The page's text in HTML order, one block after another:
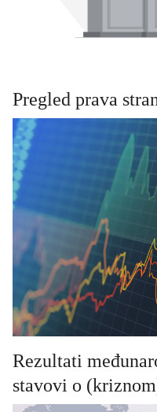
Pregled prava
Rezultati
stavovi o